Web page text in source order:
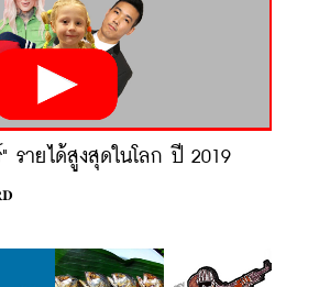
รายได้สูงสุดในโลก ปี 2019